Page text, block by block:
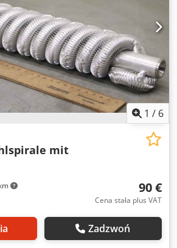
1 / 6
mit
90 €
Cena stała plus VAT
Zadzwoń